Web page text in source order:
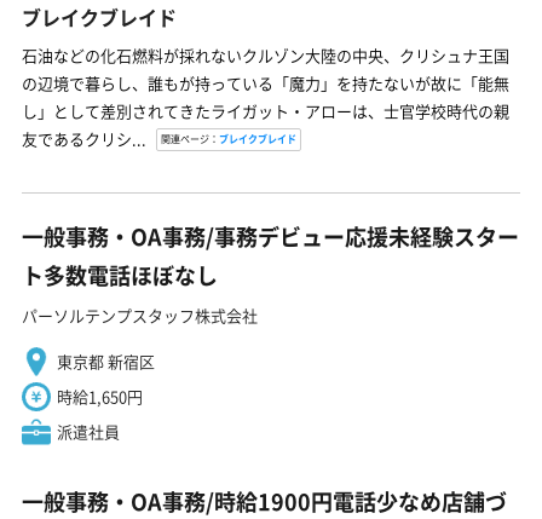
ブレイクブレイド
石油などの化石燃料が採れないクルゾン大陸の中央、クリシュナ王国
の辺境で暮らし、誰もが持っている「魔力」を持たないが故に「能無
し」として差別されてきたライガット・アローは、士官学校時代の親
友であるクリシ...
関連ページ： ブレイクブレイド
一般事務・OA事務/事務デビュー応援未経験スター
ト多数電話ほぼなし
パーソルテンプスタッフ株式会社
東京都 新宿区
時給1,650円
派遣社員
一般事務・OA事務/時給1900円電話少なめ店舗づ